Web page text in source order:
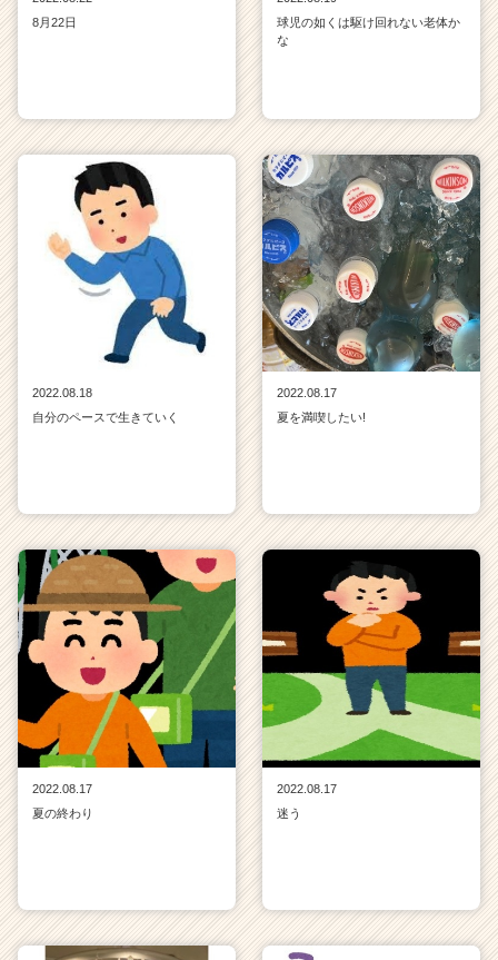
8月22日
球児の如くは駆け回れない老体か
な
2022.08.18
自分のペースで生きていく
2022.08.17
夏を満喫したい!
2022.08.17
夏の終わり
2022.08.17
迷う